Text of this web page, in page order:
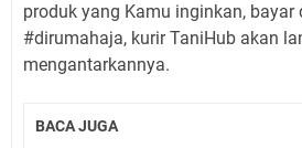
produk yang Kamu inginkan,
#dirumahaja, kurir TaniHub akan
mengantarkannya.
BACA JUGA